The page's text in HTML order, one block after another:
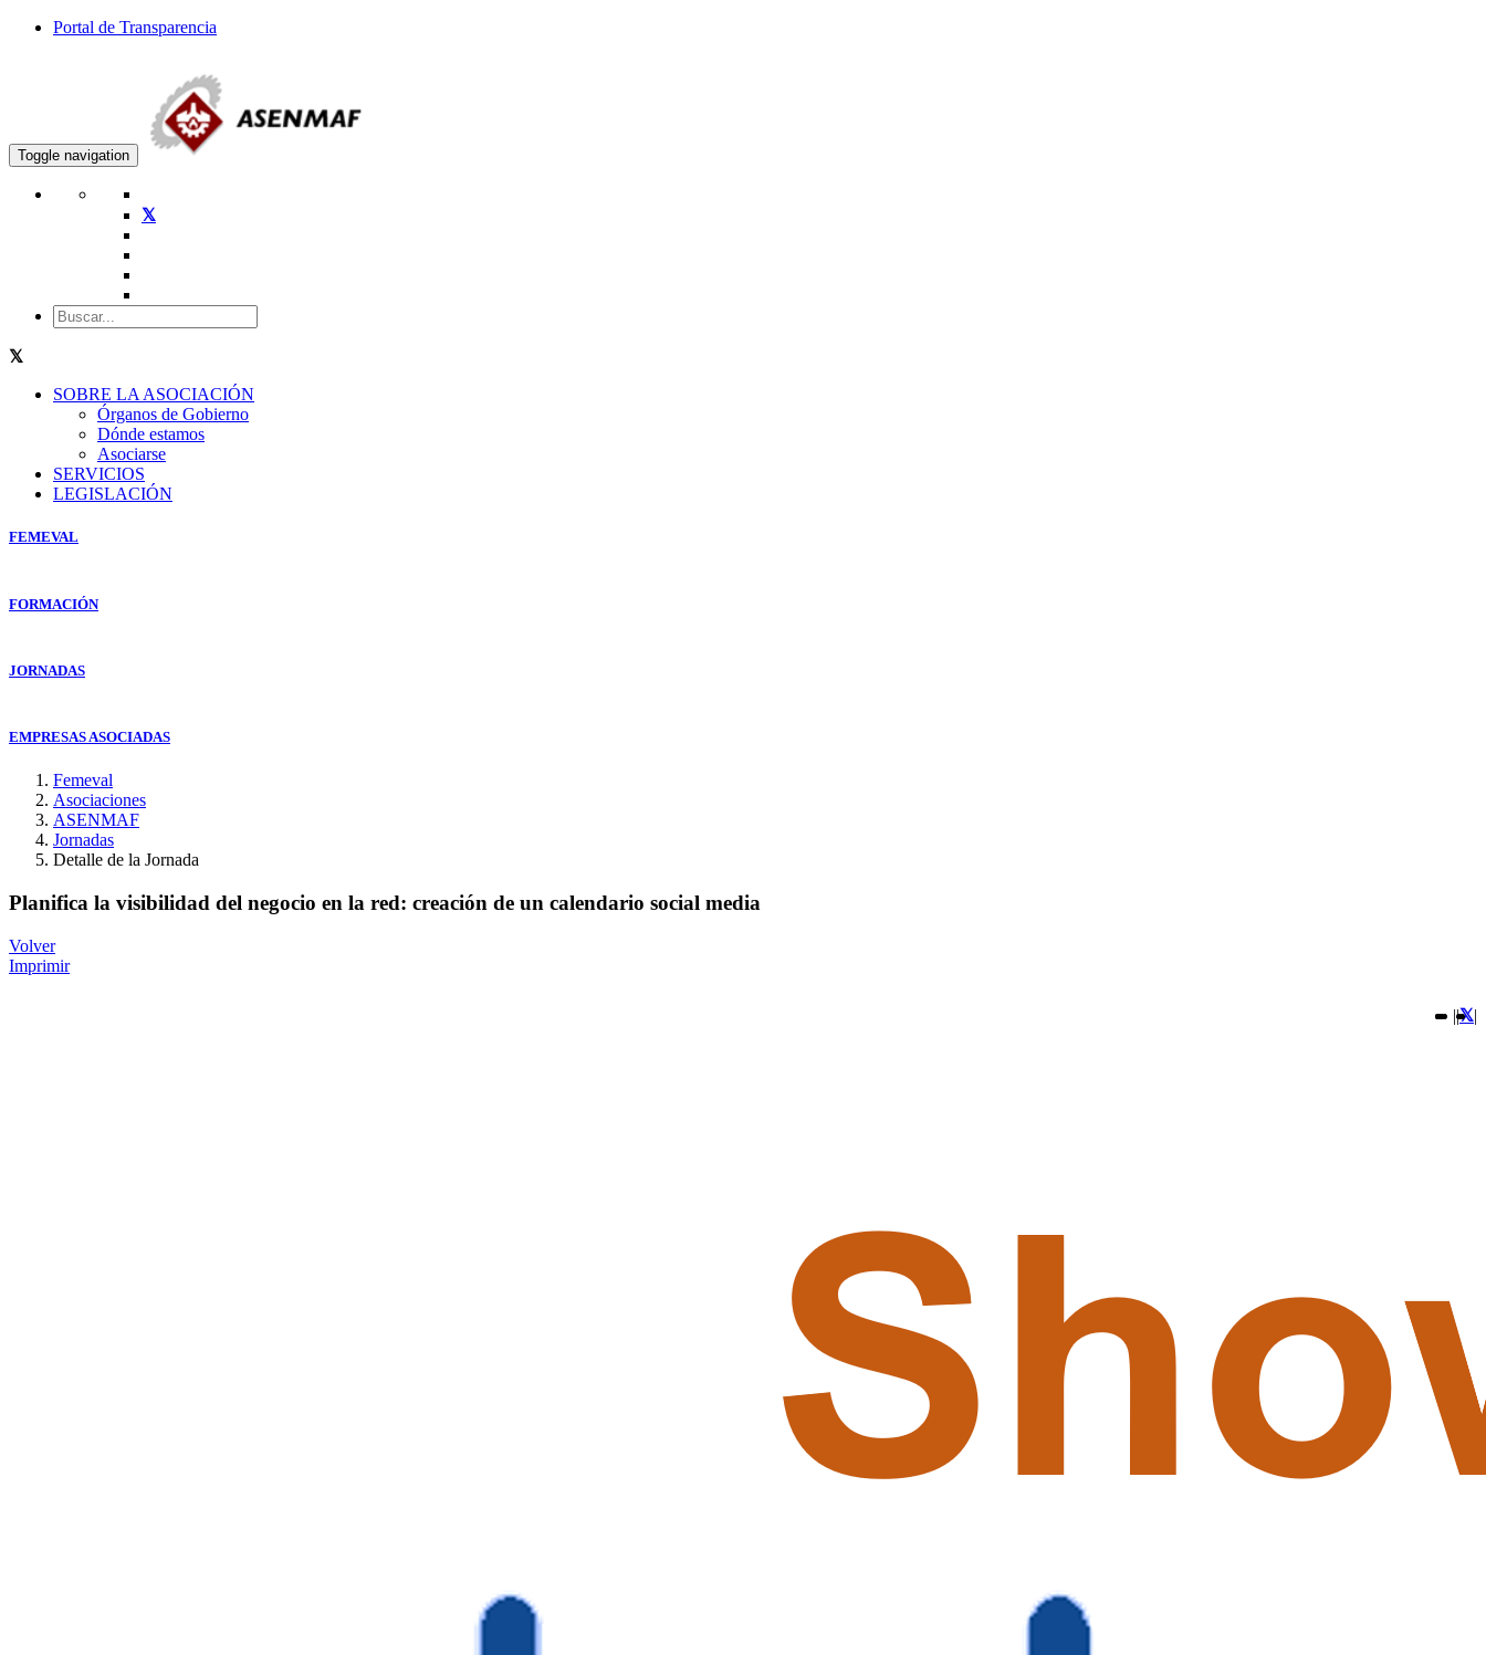
Portal de Transparencia
Toggle navigation
SOBRE LA ASOCIACIÓN
Órganos de Gobierno
Dónde estamos
Asociarse
SERVICIOS
LEGISLACIÓN
FEMEVAL
FORMACIÓN
JORNADAS
EMPRESAS ASOCIADAS
Femeval
Asociaciones
ASENMAF
Jornadas
Detalle de la Jornada
Planifica la visibilidad del negocio en la red: creación de un calendario social media
Volver
Imprimir
|| |